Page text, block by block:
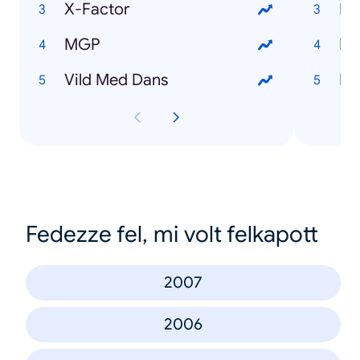
X-Factor
MGP
Vild Med Dans
Fedezze fel, mi volt felkapott
2007
2006